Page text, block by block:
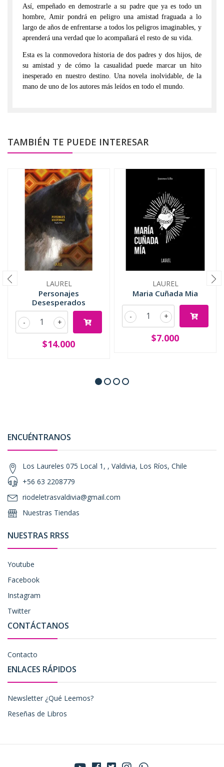
Así, empeñado en demostrarle a su padre que ya es todo un
hombre, Amir pondrá en peligro una amistad fraguada a lo
largo de años de enfrentarse a todos los peligros imaginables, y
aprenderá una verdad que lo acompañará el resto de su vida.
Esta es la conmovedora historia de dos padres y dos hijos, de
su amistad y de cómo la casualidad puede marcar un hito
inesperado en nuestro destino. Una novela inolvidable, de la
mano de uno de los autores más leídos en todo el mundo.
TAMBIÉN TE PUEDE INTERESAR
LAUREL
Personajes
Desesperados
+
-
$14.000
LAUREL
Maria Cuñada Mia
+
-
$7.000
ENCUÉNTRANOS
Los Laureles 075 Local 1, , Valdivia, Los Ríos, Chile
+56 63 2208779
riodeletrasvaldivia@gmail.com
Nuestras Tiendas
NUESTRAS RRSS
Youtube
Facebook
Instagram
Twitter
CONTÁCTANOS
Contacto
ENLACES RÁPIDOS
Newsletter ¿Qué Leemos?
Reseñas de Libros